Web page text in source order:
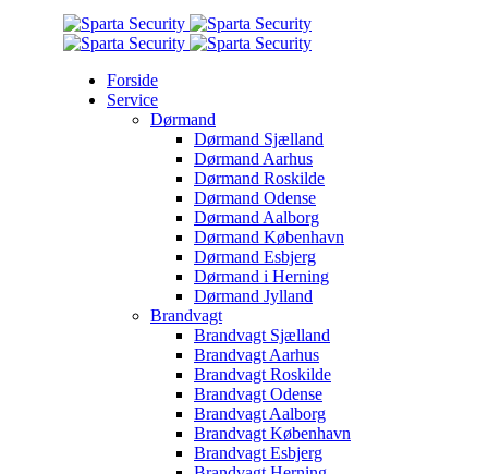
Forside
Service
Dørmand
Dørmand Sjælland
Dørmand Aarhus
Dørmand Roskilde
Dørmand Odense
Dørmand Aalborg
Dørmand København
Dørmand Esbjerg
Dørmand i Herning
Dørmand Jylland
Brandvagt
Brandvagt Sjælland
Brandvagt Aarhus
Brandvagt Roskilde
Brandvagt Odense
Brandvagt Aalborg
Brandvagt København
Brandvagt Esbjerg